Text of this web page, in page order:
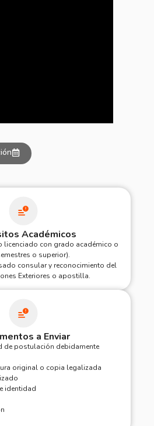
Académicos
con grado académico o
o superior).
consular y reconocimiento del
Exteriores o apostilla.
a Enviar​
de postulación debidamente
original o copia legalizada
identidad